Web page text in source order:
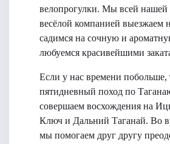
велопрогулки. Мы всей
весёлой компанией выезжаем
садимся на сочную и
любуемся красивейшими
Если у нас времени
пятидневный поход по
совершаем восхождения на
Ключ и Дальний Таганай. Во
мы помогаем друг другу